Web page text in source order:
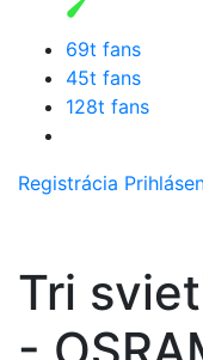
69t fans
45t fans
128t fans
Registrácia
Tri